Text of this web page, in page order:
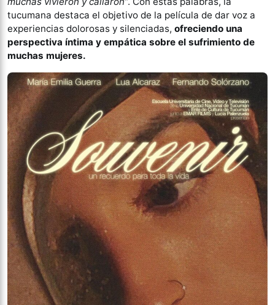
tucumana destaca el objetivo de la película de dar voz a
experiencias dolorosas y silenciadas, ofreciendo una
perspectiva íntima y empática sobre el sufrimiento de
muchas mujeres.